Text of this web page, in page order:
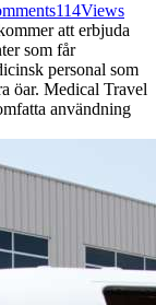
114Views
att erbjuda
som får
personal som
öar. Medical Travel
användning